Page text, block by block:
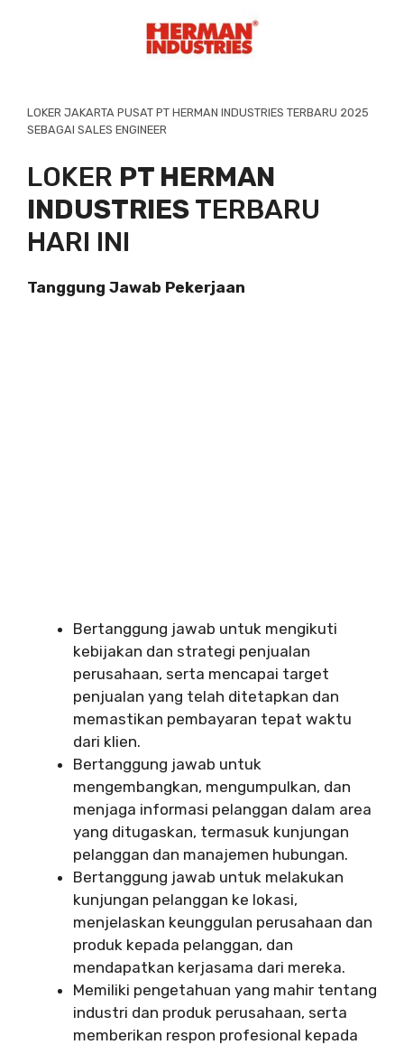
LOKER JAKARTA PUSAT PT HERMAN INDUSTRIES TERBARU 2025
SEBAGAI SALES ENGINEER
LOKER PT HERMAN
INDUSTRIESTERBARU
HARI INI
Tanggung Jawab Pekerjaan
Bertanggung jawab untuk mengikuti
kebijakan dan strategi penjualan
perusahaan, serta mencapai target
penjualan yang telah ditetapkan dan
memastikan pembayaran tepat waktu
dari klien.
Bertanggung jawab untuk
mengembangkan, mengumpulkan, dan
menjaga informasi pelanggan dalam area
yang ditugaskan, termasuk kunjungan
pelanggan dan manajemen hubungan.
Bertanggung jawab untuk melakukan
kunjungan pelanggan ke lokasi,
menjelaskan keunggulan perusahaan dan
produk kepada pelanggan, dan
mendapatkan kerjasama dari mereka.
Memiliki pengetahuan yang mahir tentang
industri dan produk perusahaan, serta
memberikan respon profesional kepada